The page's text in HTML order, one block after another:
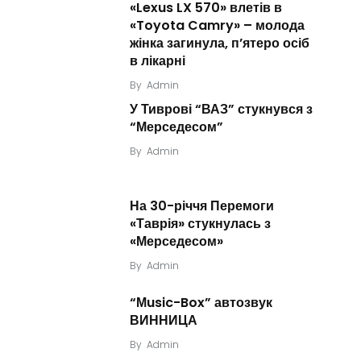
«Lexus LX 570» влетів в
«Toyota Camry» – молода
жінка загинула, п’ятеро осіб
в лікарні
By Admin
У Тиврові “ВАЗ” стукнувся з
“Мерседесом”
By Admin
На 30-річчя Перемоги
«Таврія» стукнулась з
«Мерседесом»
By Admin
“Мusic-Box” автозвук
ВИННИЦА
By Admin